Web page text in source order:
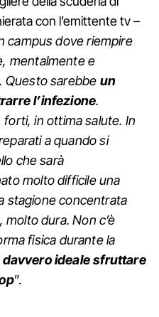
con l’emittente tv –
campus dove riempire
mentalmente e
Questo sarebbe un
l’infezione.
forti, in ottima salute. In
a quando si
che sarà
molto difficile una
stagione concentrata
molto dura. Non c’è
fisica durante la
ideale sfruttare
”.